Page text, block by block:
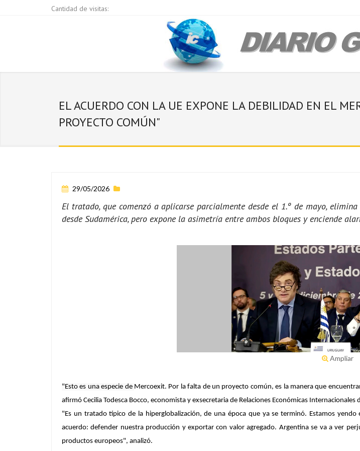
Cantidad de visitas:
EL ACUERDO CON LA UE EXPONE LA DEBILIDAD EN EL
PROYECTO COMÚN"
29/05/2026
El tratado, que comenzó a aplicarse parcialmente desde el 1.º de mayo,
desde Sudamérica, pero expone la asimetría entre ambos bloques y enciende
Ampliar
"Esto es una especie de Mercoexit. Por la falta de un proyecto común, es la manera que
afirmó Cecilia Todesca Bocco, economista y exsecretaria de Relaciones Económicas Internacionales
"Es un tratado típico de la hiperglobalización, de una época que ya se terminó. Estamos
acuerdo: defender nuestra producción y exportar con valor agregado. Argentina se va a ver
productos europeos", analizó.